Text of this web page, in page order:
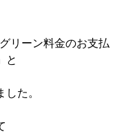
グリーン料金のお支払
と
た。